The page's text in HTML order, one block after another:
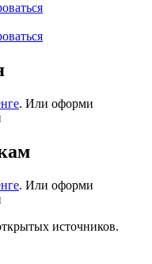
. Или оформи
. Или оформи
источников.